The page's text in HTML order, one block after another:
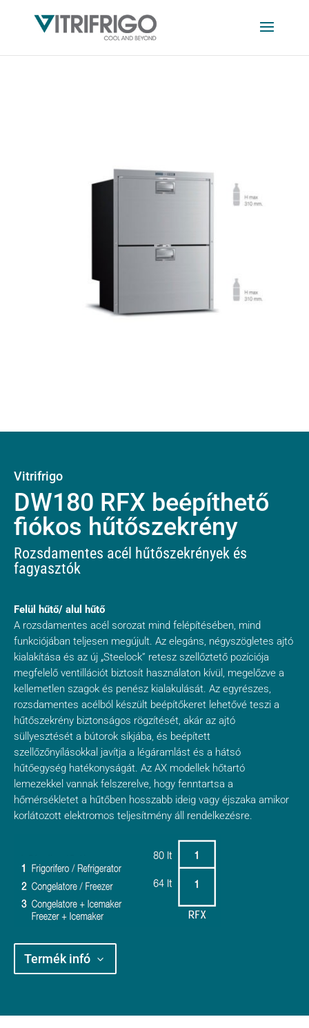
Vitrifrigo
DW180 RFX beépíthető
fiókos hűtőszekrény
Rozsdamentes acél hűtőszekrények és
fagyasztók
Felül hűtő/ alul hűtő
A rozsdamentes acél sorozat mind felépítésében, mind
funkciójában teljesen megújult. Az elegáns, négyszögletes ajtó
kialakítása és az új „Steelock” retesz szellőztető pozíciója
megfelelő ventillációt biztosít használaton kívül, megelőzve a
kellemetlen szagok és penész kialakulását. Az egyrészes,
rozsdamentes acélból készült beépítőkeret lehetővé teszi a
hűtőszekrény biztonságos rögzítését, akár az ajtó
süllyesztését a bútorok síkjába, és beépített
szellőzőnyílásokkal javítja a légáramlást és a hátsó
hűtőegység hatékonyságát. Az AX modellek hőtartó
lemezekkel vannak felszerelve, hogy fenntartsa a
hőmérsékletet a hűtőben hosszabb ideig vagy éjszaka amikor
korlátozott elektromos teljesítmény áll rendelkezésre.
Termék infó